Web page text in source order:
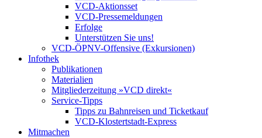
VCD-Aktionsset
VCD-Pressemeldungen
Erfolge
Unterstützen Sie uns!
VCD-ÖPNV-Offensive (Exkursionen)
Infothek
Publikationen
Materialien
Mitgliederzeitung »VCD direkt«
Service-Tipps
Tipps zu Bahnreisen und Ticketkauf
VCD-Klostertstadt-Express
Mitmachen